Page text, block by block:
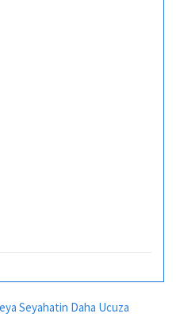
Seyahatin Daha Ucuza